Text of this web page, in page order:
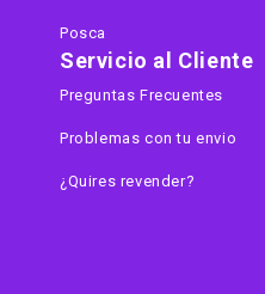
Posca
Servicio al Cliente
Preguntas Frecuentes
Problemas con tu envio
¿Quires revender?